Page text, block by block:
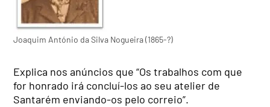
Joaquim António da Silva Nogueira (1865-?)
Explica nos anúncios que “Os trabalhos com que
for honrado irá concluí-los ao seu atelier de
Santarém enviando-os pelo correio”.